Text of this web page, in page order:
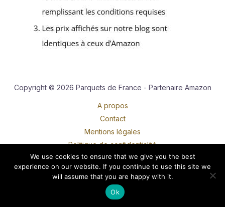
Copyright © 2026 Parquets de France - Partenaire Amazon
A propos
Contact
Mentions légales
Politique de confidentialité
We use cookies to ensure that we give you the best
experience on our website. If you continue to use this site we
will assume that you are happy with it.
Ok